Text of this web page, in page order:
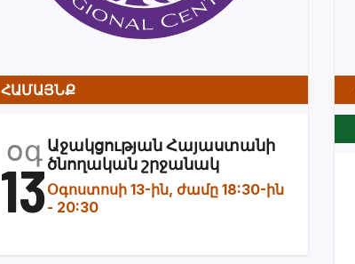
ՀԱՄԱՅՆՔ
օգ
13
Աջակցության Հայաստանի
ծնողական շրջանակ
Օգոստոսի 13-ին, ժամը 18:30-ին
- 20:30